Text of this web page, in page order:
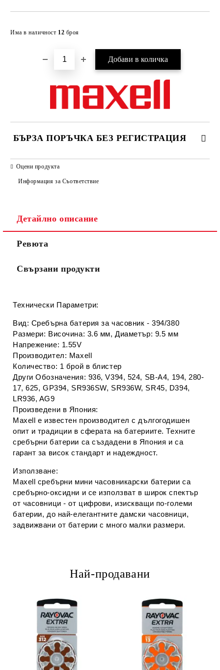
Има в наличност 12 броя
БЪРЗА ПОРЪЧКА БЕЗ РЕГИСТРАЦИЯ
Съгласен съм с
Ние ще се свържем с вас в рамките на работния ден.
Оцени продукта
Информация за Съответствие
Детайлно описание
Ревюта
Свързани продукти
Технически Параметри:
Вид: Сребърна батерия за часовник - 394/380
Размери: Височина: 3.6 мм, Диаметър: 9.5 мм
Напрежение: 1.55V
Производител: Maxell
Количество: 1 брой в блистер
Други Обозначения: 936, V394, 524, SB-A4, 194, 280-
17, 625, GP394, SR936SW, SR936W, SR45, D394,
LR936, AG9
Произведени в Япония:
Maxell е известен производител с дългогодишен
опит и традиции в сферата на батериите. Техните
сребърни батерии са създадени в Япония и са
гарант за висок стандарт и надеждност.
Използване:
Maxell сребърни мини часовникарски батерии са
сребърно-оксидни и се използват в широк спектър
от часовници - от цифрови, изискващи по-големи
батерии, до най-елегантните дамски часовници,
задвижвани от батерии с много малки размери.
Най-продавани